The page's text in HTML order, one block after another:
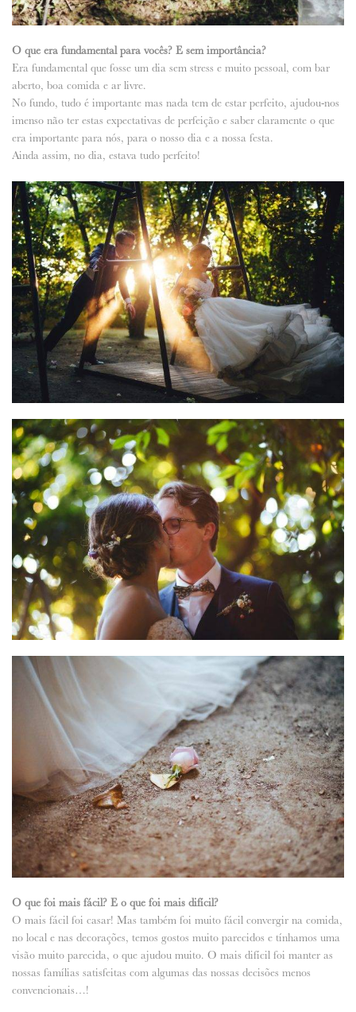
O que era fundamental para vocês? E sem importância?
Era fundamental que fosse um dia sem stress e muito pessoal, com bar
aberto, boa comida e ar livre.
No fundo, tudo é importante mas nada tem de estar perfeito, ajudou-nos
imenso não ter estas expectativas de perfeição e saber claramente o que
era importante para nós, para o nosso dia e a nossa festa.
Ainda assim, no dia, estava tudo perfeito!
O que foi mais fácil? E o que foi mais difícil?
O mais fácil foi casar! Mas também foi muito fácil convergir na comida,
no local e nas decorações, temos gostos muito parecidos e tínhamos uma
visão muito parecida, o que ajudou muito. O mais difícil foi manter as
nossas famílias satisfeitas com algumas das nossas decisões menos
convencionais…!